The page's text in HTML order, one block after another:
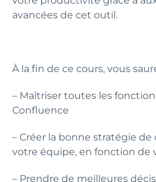
avancées de cet outil.
À la fin de ce cours, vous
– Maîtriser toutes les
Confluence
– Créer la bonne stratégie
votre équipe, en fonction de
– Prendre de meilleures